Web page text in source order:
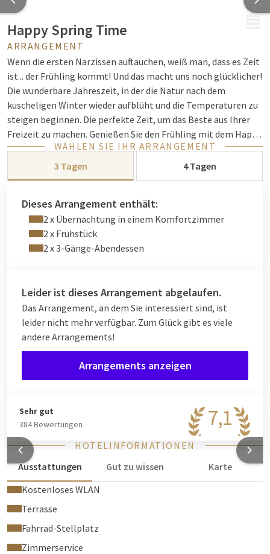
Happy Spring Time
ARRANGEMENT
Wenn die ersten Narzissen auftauchen, weiß man, dass es Zeit
ist... der Frühling kommt! Und das macht uns noch glücklicher!
Die wunderbare Jahreszeit, in der die Natur nach dem
kuscheligen Winter wieder aufblüht und die Temperaturen zu
steigen beginnen. Die perfekte Zeit, um das Beste aus Ihrer
Freizeit zu machen. Genießen Sie den Frühling mit dem Happy
Spring Time Paket im Van der Valk Hotel Nazareth - Gent!
WÄHLEN SIE IHR ARRANGEMENT
3 Tagen
4 Tagen
Dieses Arrangement enthält:
2 x Übernachtung in einem Komfortzimmer
2 x Frühstück
2 x 3-Gänge-Abendessen
Leider ist dieses Arrangement abgelaufen.
Das Arrangement, an dem Sie interessiert sind, ist
leider nicht mehr verfügbar. Zum Glück gibt es viele
andere Arrangements!
Arrangements anzeigen
7,1
Sehr gut
384 Bewertungen
HOTELINFORMATIONEN
Ausstattungen
Gut zu wissen
Karte
Kostenloses WLAN
Terrasse
Fahrrad-Stellplatz
Zimmerservice